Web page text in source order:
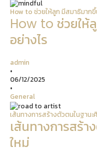
How to ช่วยให้ลูก มีสมาธิมากขึ้
How to ช่วยให้
อย่างไร
admin
•
06/12/2025
•
General
เส้นทางการสร้างตัวตนในฐาน
เส้นทางการสร้
ใหม่